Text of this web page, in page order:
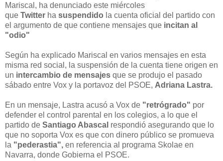
Mariscal, ha denunciado este miércoles
que Twitter ha suspendido la cuenta oficial del partido con
el argumento de que contiene mensajes que incitan al
"odio"
Según ha explicado Mariscal en varios mensajes en esta
misma red social, la suspensión de la cuenta tiene origen en
un intercambio de mensajes que se produjo el pasado
sábado entre Vox y la portavoz del PSOE, Adriana Lastra.
En un mensaje, Lastra acusó a Vox de "retrógrado" por
defender el control parental en los colegios, a lo que el
partido de Santiago Abascal respondió asegurando que lo
que no soporta Vox es que con dinero público se promueva
la "pederastia", en referencia al programa Skolae en
Navarra, donde Gobierna el PSOE.